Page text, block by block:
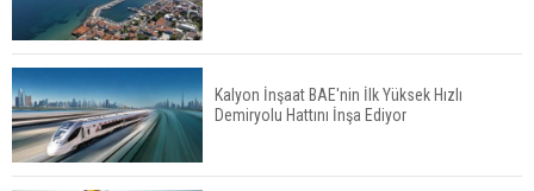
Konut Satışları Güçlü Seyrini Korudu Yabancıya
Satış Geriledi
ABD'de İnşaat Harcamaları Geriledi
Kalyon İnşaat BAE'nin İlk Yüksek Hızlı
Demiryolu Hattını İnşa Ediyor